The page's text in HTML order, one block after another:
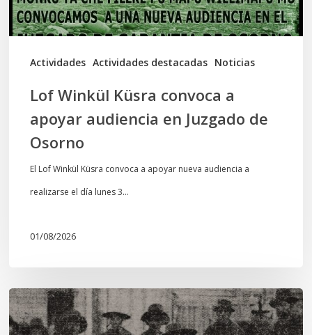
Actividades Actividades destacadas Noticias
en
Juzgado
Lof Winkül Küsra convoca a
apoyar audiencia en Juzgado de
Osorno
El Lof Winkül Küsra convoca a apoyar nueva audiencia a
realizarse el día lunes 3…
01/08/2026
Chawrakawin:
Palimpsesto